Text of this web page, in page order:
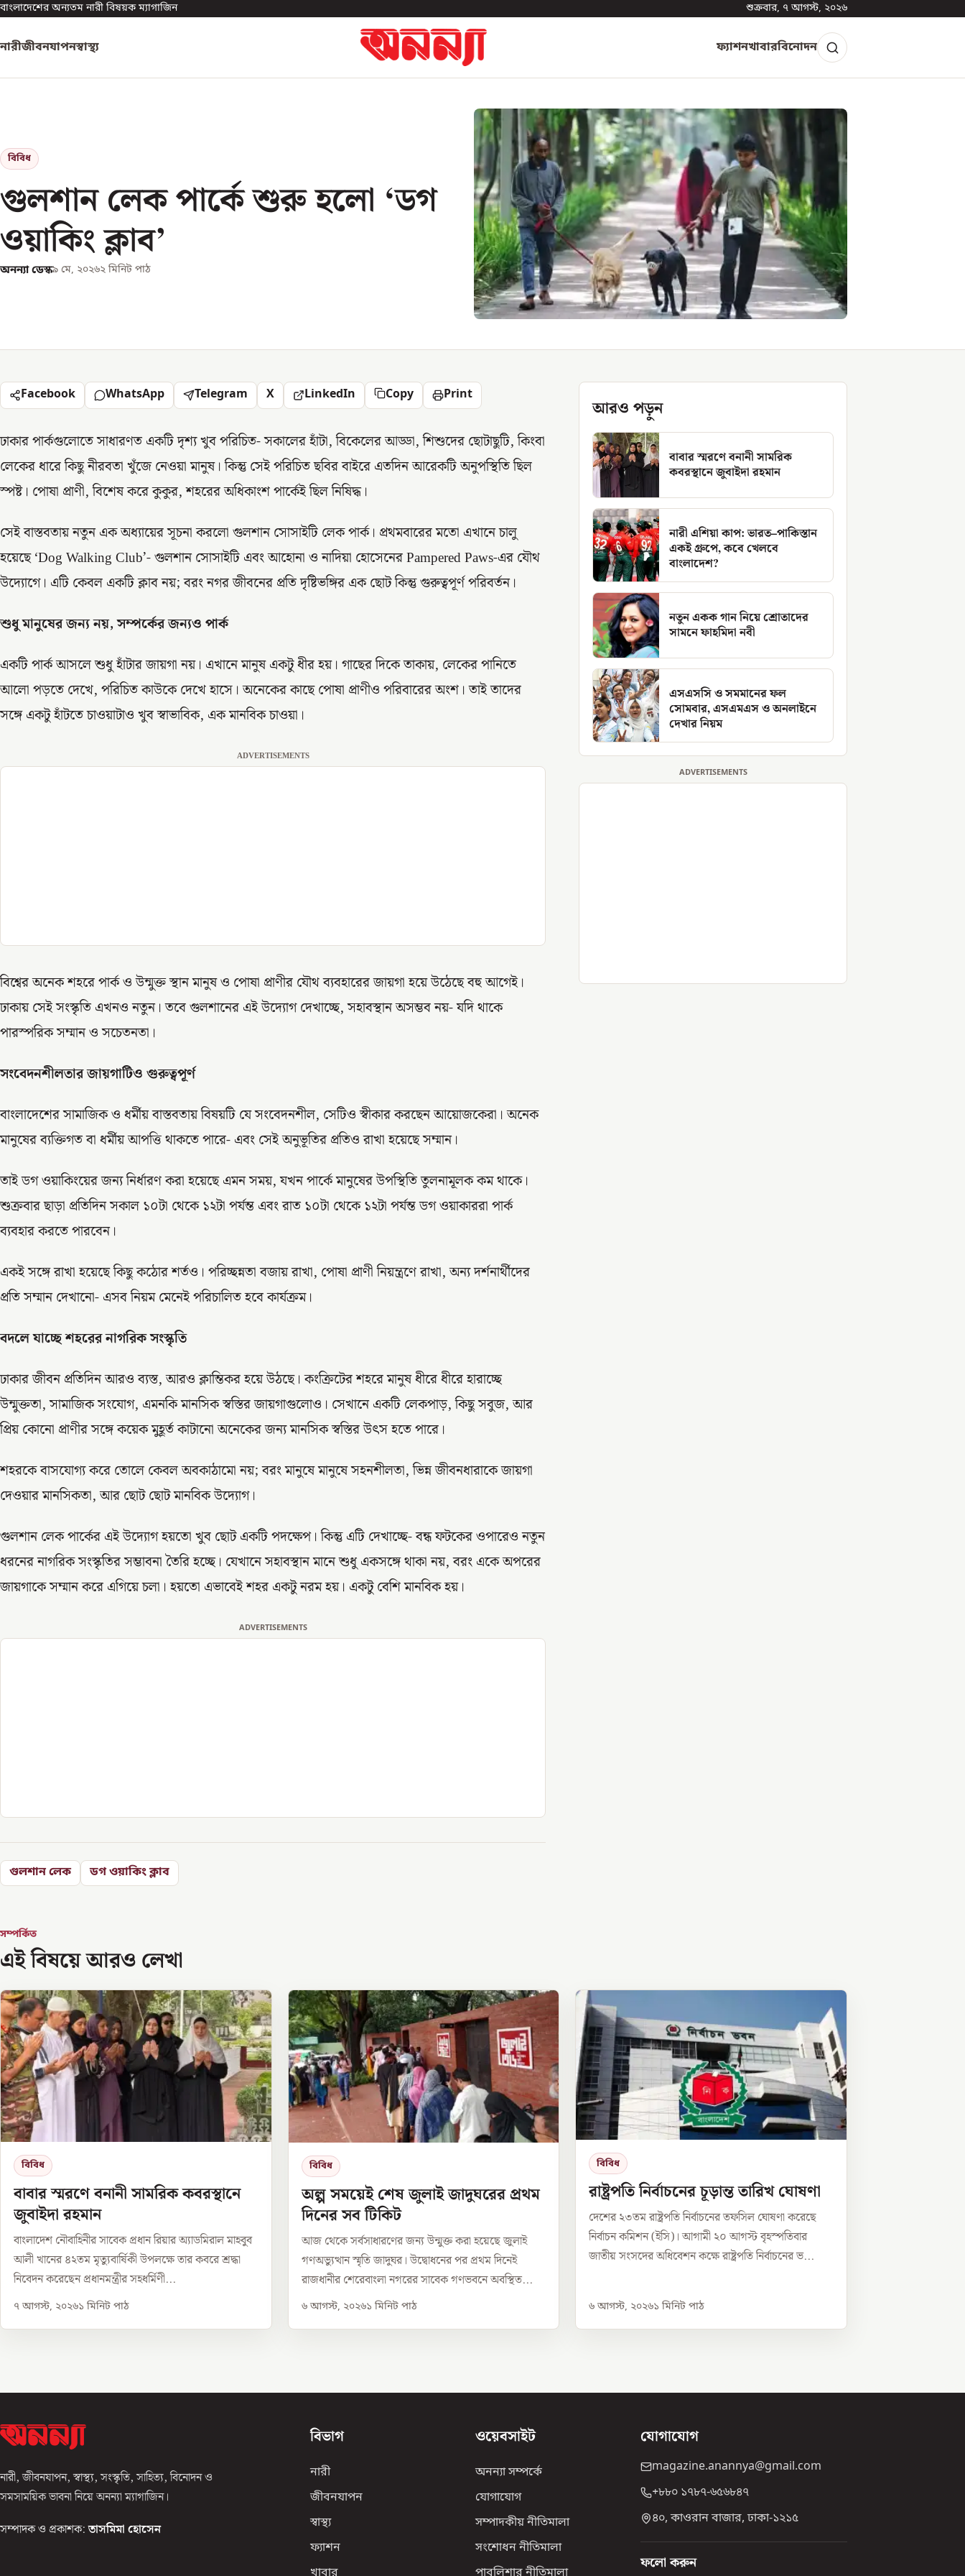
বাংলাদেশের অন্যতম নারী বিষয়ক ম্যাগাজিন শুক্রবার, ৭ আগস্ট, ২০২৬
নারীজীবনযাপনস্বাস্থ্য ফ্যাশনখাবারবিনোদন
বিবিধ
গুলশান লেক পার্কে শুরু হলো ‘ডগ
ওয়াকিং ক্লাব’
অনন্যা ডেস্ক৯ মে, ২০২৬২ মিনিট পাঠ
Facebook WhatsApp Telegram X LinkedIn Copy Print
ঢাকার পার্কগুলোতে সাধারণত একটি দৃশ্য খুব পরিচিত- সকালের হাঁটা, বিকেলের আড্ডা, শিশুদের ছোটাছুটি, কিংবা
লেকের ধারে কিছু নীরবতা খুঁজে নেওয়া মানুষ। কিন্তু সেই পরিচিত ছবির বাইরে এতদিন আরেকটি অনুপস্থিতি ছিল
স্পষ্ট। পোষা প্রাণী, বিশেষ করে কুকুর, শহরের অধিকাংশ পার্কেই ছিল নিষিদ্ধ।
সেই বাস্তবতায় নতুন এক অধ্যায়ের সূচনা করলো গুলশান সোসাইটি লেক পার্ক। প্রথমবারের মতো এখানে চালু
হয়েছে ‘Dog Walking Club’- গুলশান সোসাইটি এবং আহোনা ও নাদিয়া হোসেনের Pampered Paws-এর যৌথ
উদ্যোগে। এটি কেবল একটি ক্লাব নয়; বরং নগর জীবনের প্রতি দৃষ্টিভঙ্গির এক ছোট কিন্তু গুরুত্বপূর্ণ পরিবর্তন।
শুধু মানুষের জন্য নয়, সম্পর্কের জন্যও পার্ক
একটি পার্ক আসলে শুধু হাঁটার জায়গা নয়। এখানে মানুষ একটু ধীর হয়। গাছের দিকে তাকায়, লেকের পানিতে
আলো পড়তে দেখে, পরিচিত কাউকে দেখে হাসে। অনেকের কাছে পোষা প্রাণীও পরিবারের অংশ। তাই তাদের
সঙ্গে একটু হাঁটতে চাওয়াটাও খুব স্বাভাবিক, এক মানবিক চাওয়া।
ADVERTISEMENTS
বিশ্বের অনেক শহরে পার্ক ও উন্মুক্ত স্থান মানুষ ও পোষা প্রাণীর যৌথ ব্যবহারের জায়গা হয়ে উঠেছে বহু আগেই।
ঢাকায় সেই সংস্কৃতি এখনও নতুন। তবে গুলশানের এই উদ্যোগ দেখাচ্ছে, সহাবস্থান অসম্ভব নয়- যদি থাকে
পারস্পরিক সম্মান ও সচেতনতা।
সংবেদনশীলতার জায়গাটিও গুরুত্বপূর্ণ
বাংলাদেশের সামাজিক ও ধর্মীয় বাস্তবতায় বিষয়টি যে সংবেদনশীল, সেটিও স্বীকার করছেন আয়োজকেরা। অনেক
মানুষের ব্যক্তিগত বা ধর্মীয় আপত্তি থাকতে পারে- এবং সেই অনুভূতির প্রতিও রাখা হয়েছে সম্মান।
তাই ডগ ওয়াকিংয়ের জন্য নির্ধারণ করা হয়েছে এমন সময়, যখন পার্কে মানুষের উপস্থিতি তুলনামূলক কম থাকে।
শুক্রবার ছাড়া প্রতিদিন সকাল ১০টা থেকে ১২টা পর্যন্ত এবং রাত ১০টা থেকে ১২টা পর্যন্ত ডগ ওয়াকাররা পার্ক
ব্যবহার করতে পারবেন।
একই সঙ্গে রাখা হয়েছে কিছু কঠোর শর্তও। পরিচ্ছন্নতা বজায় রাখা, পোষা প্রাণী নিয়ন্ত্রণে রাখা, অন্য দর্শনার্থীদের
প্রতি সম্মান দেখানো- এসব নিয়ম মেনেই পরিচালিত হবে কার্যক্রম।
বদলে যাচ্ছে শহরের নাগরিক সংস্কৃতি
ঢাকার জীবন প্রতিদিন আরও ব্যস্ত, আরও ক্লান্তিকর হয়ে উঠছে। কংক্রিটের শহরে মানুষ ধীরে ধীরে হারাচ্ছে
উন্মুক্ততা, সামাজিক সংযোগ, এমনকি মানসিক স্বস্তির জায়গাগুলোও। সেখানে একটি লেকপাড়, কিছু সবুজ, আর
প্রিয় কোনো প্রাণীর সঙ্গে কয়েক মুহূর্ত কাটানো অনেকের জন্য মানসিক স্বস্তির উৎস হতে পারে।
শহরকে বাসযোগ্য করে তোলে কেবল অবকাঠামো নয়; বরং মানুষে মানুষে সহনশীলতা, ভিন্ন জীবনধারাকে জায়গা
দেওয়ার মানসিকতা, আর ছোট ছোট মানবিক উদ্যোগ।
গুলশান লেক পার্কের এই উদ্যোগ হয়তো খুব ছোট একটি পদক্ষেপ। কিন্তু এটি দেখাচ্ছে- বন্ধ ফটকের ওপারেও নতুন
ধরনের নাগরিক সংস্কৃতির সম্ভাবনা তৈরি হচ্ছে। যেখানে সহাবস্থান মানে শুধু একসঙ্গে থাকা নয়, বরং একে অপরের
জায়গাকে সম্মান করে এগিয়ে চলা। হয়তো এভাবেই শহর একটু নরম হয়। একটু বেশি মানবিক হয়।
ADVERTISEMENTS
গুলশান লেক ডগ ওয়াকিং ক্লাব
আরও পড়ুন
বাবার স্মরণে বনানী সামরিক
কবরস্থানে জুবাইদা রহমান
নারী এশিয়া কাপ: ভারত–পাকিস্তান
একই গ্রুপে, কবে খেলবে
বাংলাদেশ?
নতুন একক গান নিয়ে শ্রোতাদের
সামনে ফাহমিদা নবী
এসএসসি ও সমমানের ফল
সোমবার, এসএমএস ও অনলাইনে
দেখার নিয়ম
ADVERTISEMENTS
সম্পর্কিত
এই বিষয়ে আরও লেখা
বিবিধ
বাবার স্মরণে বনানী সামরিক কবরস্থানে
জুবাইদা রহমান
বাংলাদেশ নৌবাহিনীর সাবেক প্রধান রিয়ার অ্যাডমিরাল মাহবুব
আলী খানের ৪২তম মৃত্যুবার্ষিকী উপলক্ষে তার কবরে শ্রদ্ধা
নিবেদন করেছেন প্রধানমন্ত্রীর সহধর্মিণী...
৭ আগস্ট, ২০২৬১ মিনিট পাঠ
বিবিধ
অল্প সময়েই শেষ জুলাই জাদুঘরের প্রথম
দিনের সব টিকিট
আজ থেকে সর্বসাধারণের জন্য উন্মুক্ত করা হয়েছে জুলাই
গণঅভ্যুত্থান স্মৃতি জাদুঘর। উদ্বোধনের পর প্রথম দিনেই
রাজধানীর শেরেবাংলা নগরের সাবেক গণভবনে অবস্থিত...
৬ আগস্ট, ২০২৬১ মিনিট পাঠ
বিবিধ
রাষ্ট্রপতি নির্বাচনের চূড়ান্ত তারিখ ঘোষণা
দেশের ২৩তম রাষ্ট্রপতি নির্বাচনের তফসিল ঘোষণা করেছে
নির্বাচন কমিশন (ইসি)। আগামী ২০ আগস্ট বৃহস্পতিবার
জাতীয় সংসদের অধিবেশন কক্ষে রাষ্ট্রপতি নির্বাচনের ভ...
৬ আগস্ট, ২০২৬১ মিনিট পাঠ
নারী, জীবনযাপন, স্বাস্থ্য, সংস্কৃতি, সাহিত্য, বিনোদন ও
সমসাময়িক ভাবনা নিয়ে অনন্যা ম্যাগাজিন।
সম্পাদক ও প্রকাশক: তাসমিমা হোসেন
বিভাগ
নারী
জীবনযাপন
স্বাস্থ্য
ফ্যাশন
ওয়েবসাইট
অনন্যা সম্পর্কে
যোগাযোগ
সম্পাদকীয় নীতিমালা
সংশোধন নীতিমালা
যোগাযোগ
magazine.anannya@gmail.com
+৮৮০ ১৭৮৭-৬৫৬৮৪৭
৪০, কাওরান বাজার, ঢাকা-১২১৫
ফলো করুন